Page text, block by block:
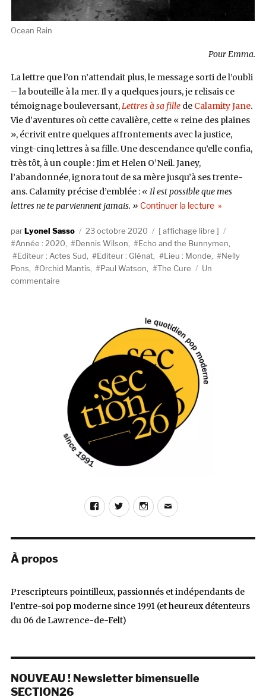
Ocean Rain
Pour Emma.
La lettre que l’on n’attendait plus, le message sorti de l’oubli
– la bouteille à la mer. Il y a quelques jours, je relisais ce
témoignage bouleversant,Lettres à sa fillede Calamity Jane.
Vie d’aventures où cette cavalière, cette « reine des plaines
», écrivit entre quelques affrontements avec la justice,
vingt-cinq lettres à sa fille. Une descendance qu’elle confia,
très tôt, à un couple : Jim et Helen O’Neil. Janey,
l’abandonnée, ignora tout de sa mère jusqu’à ses trente-
ans. Calamity précise d’emblée : « Il est possible que mes
lettres ne te parviennent jamais. » Continuer la lecturede «
AuteurLyonel Sasso
Publié
le
23 octobre 2020 Catégories
affichage libre
Année : 2020
Dennis Wilson Echo and the Bunnymen
Editeur : Actes Sud
Editeur : Glénat Lieu : Monde
Nelly
Pons
Orchid Mantis Paul Watson The Cure
Un
commentairesur
Watson,
Orchid
Mantis
FacebookTwitterInstagram
E-
À propos
Prescripteurs pointilleux, passionnés et indépendants de
l’entre-soi pop moderne since 1991 (et heureux détenteurs
du 06 de Lawrence-de-Felt)
NOUVEAU ! Newsletter bimensuelle
SECTION26